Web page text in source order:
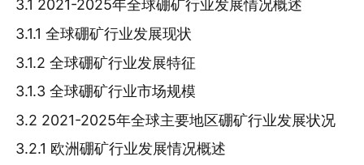
3.1 2021-2025年全球硼矿行业发展情况概述
3.1.1 全球硼矿行业发展现状
3.1.2 全球硼矿行业发展特征
3.1.3 全球硼矿行业市场规模
3.2 2021-2025年全球主要地区硼矿行业发展状况
3.2.1 欧洲硼矿行业发展情况概述